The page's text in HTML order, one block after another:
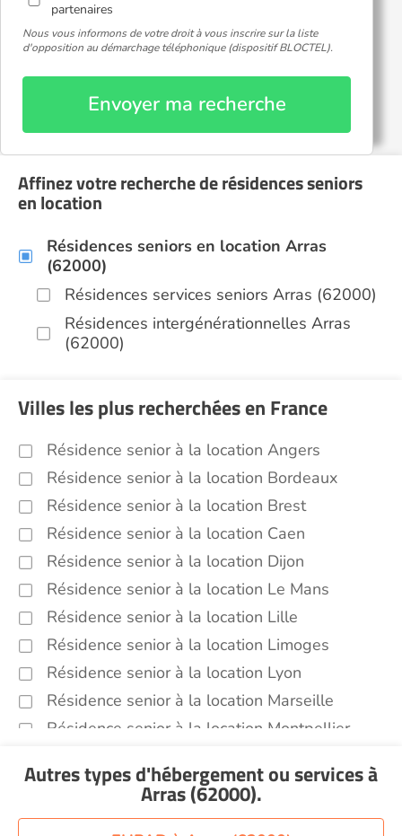
partenaires
Nous vous informons de votre droit à vous inscrire sur la liste
d'opposition au démarchage téléphonique (dispositif BLOCTEL).
Envoyer ma recherche
Affinez votre recherche de résidences seniors
en location
Résidences seniors en location Arras
(62000)
Résidences services seniors Arras (62000)
Résidences intergénérationnelles Arras
(62000)
Villes les plus recherchées en France
Résidence senior à la location Angers
Résidence senior à la location Bordeaux
Résidence senior à la location Brest
Résidence senior à la location Caen
Résidence senior à la location Dijon
Résidence senior à la location Le Mans
Résidence senior à la location Lille
Résidence senior à la location Limoges
Résidence senior à la location Lyon
Résidence senior à la location Marseille
Résidence senior à la location Montpellier
Résidence senior à la location Nantes
Autres types d'hébergement ou servicesà
Arras (62000).